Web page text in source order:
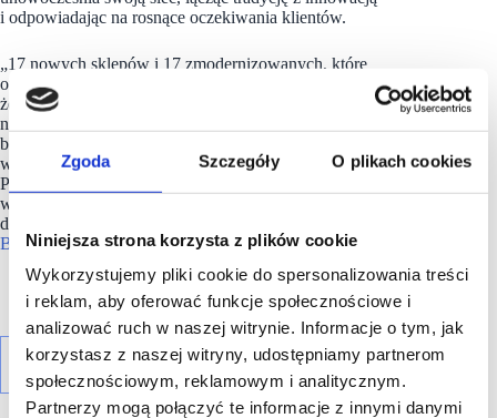
Zgoda Szczegóły O plikach cookies
Niniejsza strona korzysta z plików cookie
Wykorzystujemy pliki cookie do spersonalizowania treści
i reklam, aby oferować funkcje społecznościowe i
analizować ruch w naszej witrynie. Informacje o tym, jak
korzystasz z naszej witryny, udostępniamy partnerom
społecznościowym, reklamowym i analitycznym.
Partnerzy mogą połączyć te informacje z innymi danymi
i odpowiadając na rosnące oczekiwania klientów.
„17 nowych sklepów i 17 zmodernizowanych, które
otworzyliśmy w ostatnim miesiącu to dowód na to,
że nieustannie inwestujemy w przyszłość i chcemy być jak
najbliżej naszych klientów. Ten rok kończymy z dumą,
bo nie tylko poszerzamy naszą obecność, ale przede wszystkim
wspieramy lokalne społeczności i ułatwiamy milionom
Polaków przygotowania do najważniejszych, rodzinnych chwil
w roku. To nasza misja od trzydziestu lat i obietnica na kolejne
dekady” – Zbigniew Jaszkowski, Dyrektor Operacyjny w sieci
Biedronka